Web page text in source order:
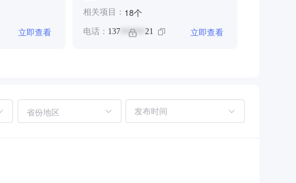
立即查看
相关项目： 18个
电话： 137 ****** 21 立即查看
省份地区